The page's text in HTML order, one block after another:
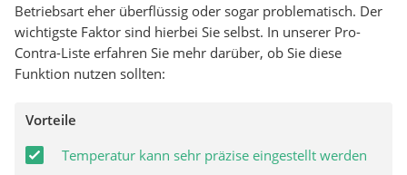
Betriebsart eher überflüssig oder sogar problematisch. Der
wichtigste Faktor sind hierbei Sie selbst. In unserer Pro-
Contra-Liste erfahren Sie mehr darüber, ob Sie diese
Funktion nutzen sollten:
Vorteile
Temperatur kann sehr präzise eingestellt werden